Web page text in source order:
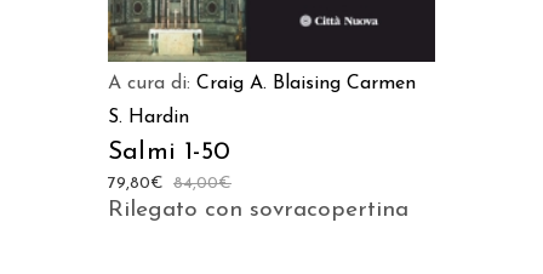
A cura di: Craig A. Blaising Carmen
S. Hardin
Salmi 1-50
84,00€
79,80€
Rilegato con sovracopertina